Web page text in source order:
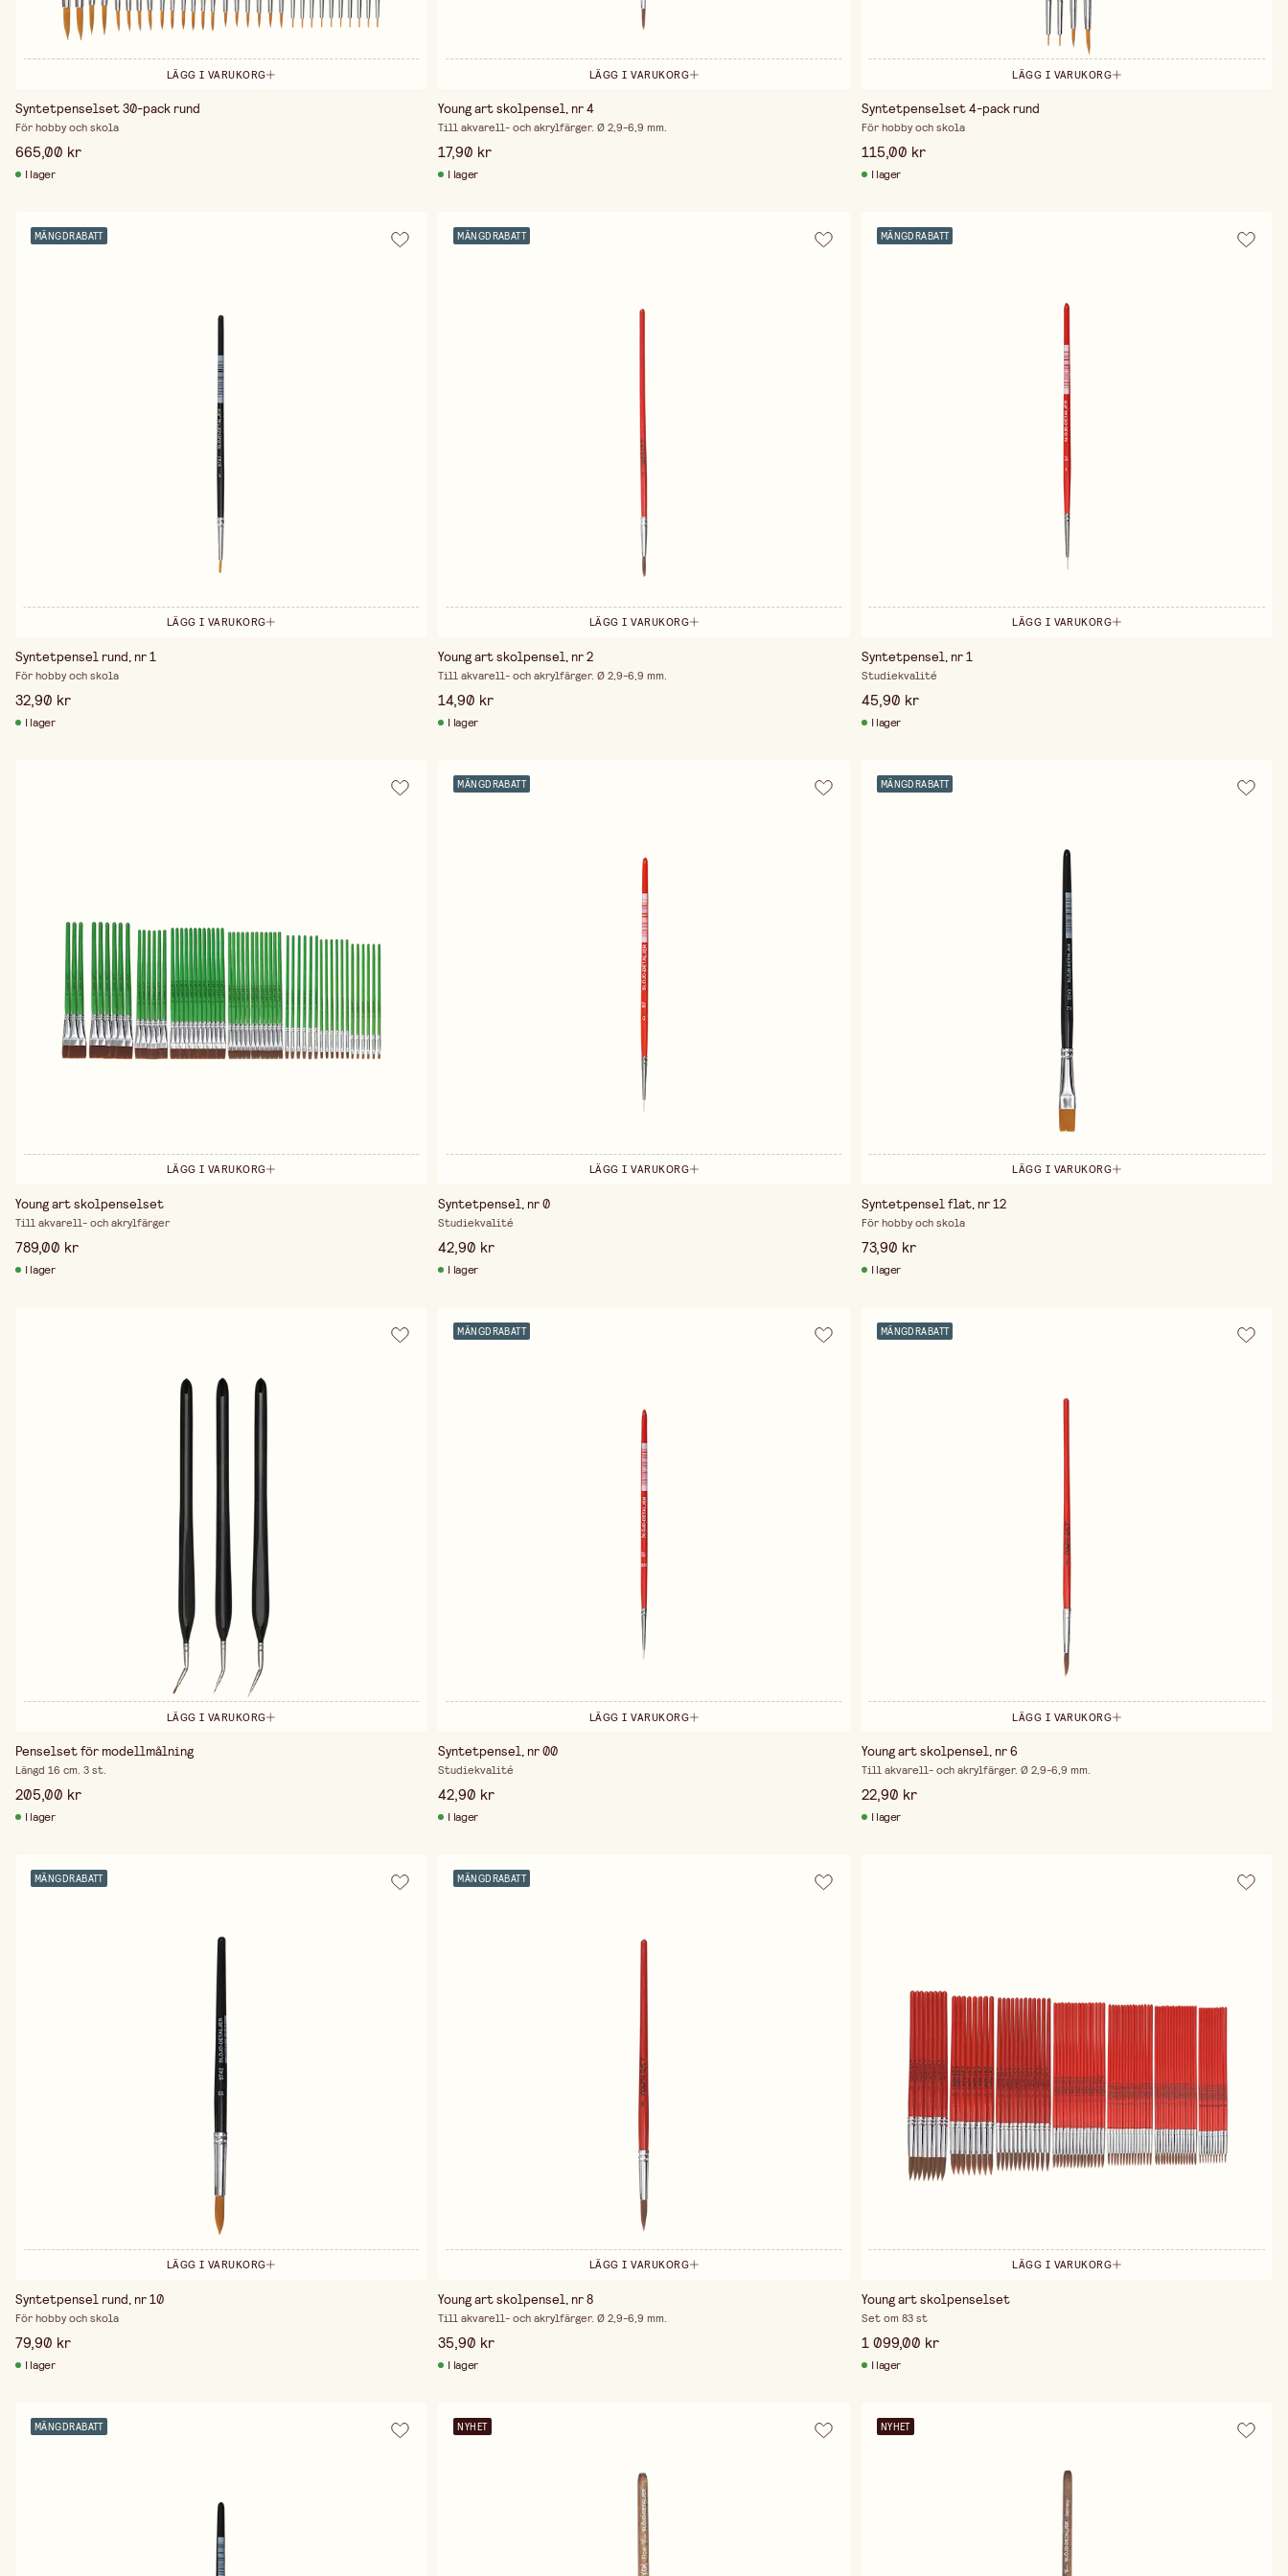
LÄGG I VARUKORG
Syntetpenselset 30-pack rund
För hobby och skola
665,00 kr
I lager
LÄGG I VARUKORG
Young art skolpensel, nr 4
Till akvarell- och akrylfärger. Ø 2,9-6,9 mm.
17,90 kr
I lager
LÄGG I VARUKORG
Syntetpenselset 4-pack rund
För hobby och skola
115,00 kr
I lager
MÄNGDRABATT
LÄGG I VARUKORG
Syntetpensel rund, nr 1
För hobby och skola
32,90 kr
I lager
MÄNGDRABATT
LÄGG I VARUKORG
Young art skolpensel, nr 2
Till akvarell- och akrylfärger. Ø 2,9-6,9 mm.
14,90 kr
I lager
MÄNGDRABATT
LÄGG I VARUKORG
Syntetpensel, nr 1
Studiekvalité
45,90 kr
I lager
LÄGG I VARUKORG
Young art skolpenselset
Till akvarell- och akrylfärger
789,00 kr
I lager
MÄNGDRABATT
LÄGG I VARUKORG
Syntetpensel, nr 0
Studiekvalité
42,90 kr
I lager
MÄNGDRABATT
LÄGG I VARUKORG
Syntetpensel flat, nr 12
För hobby och skola
73,90 kr
I lager
LÄGG I VARUKORG
Penselset för modellmålning
Längd 16 cm. 3 st.
205,00 kr
I lager
MÄNGDRABATT
LÄGG I VARUKORG
Syntetpensel, nr 00
Studiekvalité
42,90 kr
I lager
MÄNGDRABATT
LÄGG I VARUKORG
Young art skolpensel, nr 6
Till akvarell- och akrylfärger. Ø 2,9-6,9 mm.
22,90 kr
I lager
MÄNGDRABATT
LÄGG I VARUKORG
Syntetpensel rund, nr 10
För hobby och skola
79,90 kr
I lager
MÄNGDRABATT
LÄGG I VARUKORG
Young art skolpensel, nr 8
Till akvarell- och akrylfärger. Ø 2,9-6,9 mm.
35,90 kr
I lager
LÄGG I VARUKORG
Young art skolpenselset
Set om 83 st
1 099,00 kr
I lager
MÄNGDRABATT NYHET NYHET